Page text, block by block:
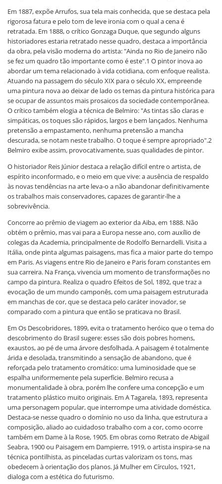
Em 1887, expõe Arrufos, sua tela mais conhecida, que se destaca pela
rigorosa fatura e pelo tom de leve ironia com o qual a cena é
retratada. Em 1888, o crítico Gonzaga Duque, que segundo alguns
historiadores estaria retratado nesse quadro, destaca a importância
da obra, pela visão moderna do artista: "Ainda no Rio de Janeiro não
se fez um quadro tão importante como é este".1 O pintor inova ao
abordar um tema relacionado à vida cotidiana, com enfoque realista.
Atuando na passagem do século XIX para o século XX, empreende
uma pintura nova ao deixar de lado os temas da pintura histórica para
se ocupar de assuntos mais prosaicos da sociedade contemporânea.
O crítico também elogia a técnica de Belmiro: "As tintas são claras e
simpáticas, os toques são rápidos, largos e bem lançados. Nenhuma
pretensão a empastamento, nenhuma pretensão a mancha
descurada, se notam neste trabalho. O toque é sempre apropriado".2
Belmiro exibe assim, provocativamente, suas qualidades de pintor.
O historiador Reis Júnior destaca a relação difícil entre o artista, de
espírito inconformado, e o meio em que vive: a ausência de respaldo
às novas tendências na arte leva-o a não abandonar definitivamente
os trabalhos mais conservadores, capazes de garantir-lhe a
sobrevivência.
Concorre ao prêmio de viagem ao exterior da Aiba, em 1888. Não
obtém o prêmio, mas vai para a Europa nesse ano, com auxílio de
colegas da Academia, principalmente de Rodolfo Bernardelli. Visita a
Itália, onde pinta algumas paisagens, mas fica a maior parte do tempo
em Paris. As viagens entre Rio de Janeiro e Paris foram constantes em
sua carreira. Na França, vivencia um momento de transformações no
campo da pintura. Realiza o quadro Efeitos de Sol, 1892, que traz a
evocação de um mundo camponês, com uma paisagem estruturada
em manchas de cor, que se destaca pelo caráter inovador, se
comparado com a pintura que então se praticava no Brasil.
Em Os Descobridores, 1899, evita o tratamento heróico que o tema do
descobrimento do Brasil sugere: esses são dois pobres homens,
exaustos, ao pé de uma árvore desfolhada. A paisagem é totalmente
árida e desolada, transmitindo a sensação de abandono, que é
reforçada pelo tratamento cromático: uma luminosidade que se
espalha uniformemente pela superfície. Belmiro recusa a
monumentalidade à obra, porém lhe confere uma concepção e um
tratamento plástico muito originais. Em A Tagarela, 1893, representa
uma personagem popular, que interrompe uma atividade doméstica.
Destaca-se nesse quadro o domínio no uso da linha, que estrutura a
composição, aliado ao cuidadoso trabalho com a cor, como ocorre
também em Dame à la Rose, 1905. Em obras como Retrato de Abigail
Seabra, 1900 ou Paisagem em Dampierre, 1919, o artista inspira-se na
técnica pontilhista, as pinceladas curtas valorizam os tons, mas
obedecem à orientação dos planos. Já Mulher em Círculos, 1921,
dialoga com a estética do futurismo.